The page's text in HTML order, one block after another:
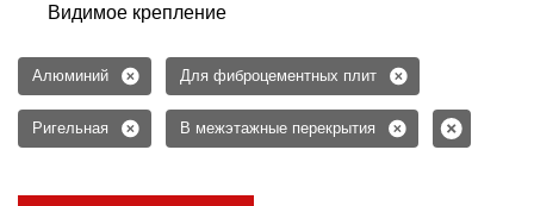
Видимое крепление
Алюминий Для фиброцементных плит
Ригельная В межэтажные перекрытия